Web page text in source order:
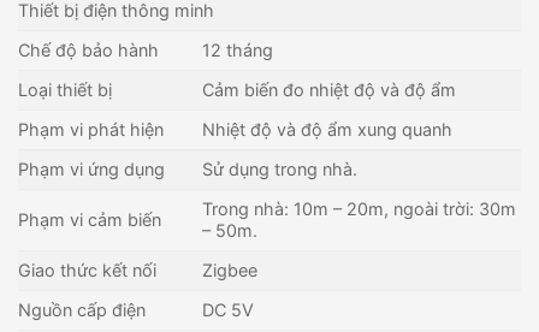
Thiết bị điện thông minh
Chế độ bảo hành
12 tháng
Loại thiết bị
Cảm biến đo nhiệt độ và độ ẩm
Phạm vi phát hiện
Nhiệt độ và độ ẩm xung quanh
Phạm vi ứng dụng
Sử dụng trong nhà.
Phạm vi cảm biến
Trong nhà: 10m – 20m, ngoài trời: 30m
– 50m.
Giao thức kết nối
Zigbee
Nguồn cấp điện
DC 5V